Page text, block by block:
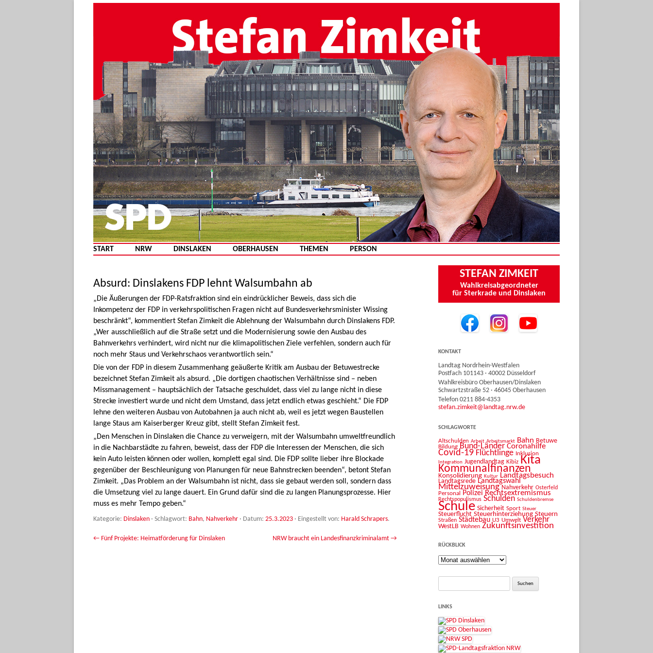
Zum Inhalt springen
START NRW DINSLAKEN OBERHAUSEN THEMEN PERSON
Absurd: Dinslakens FDP lehnt Walsumbahn ab
„Die Äußerungen der FDP-Ratsfraktion sind ein eindrücklicher Beweis, dass sich die
Inkompetenz der FDP in verkehrspolitischen Fragen nicht auf Bundesverkehrsminister Wissing
beschränkt“, kommentiert Stefan Zimkeit die Ablehnung der Walsumbahn durch Dinslakens FDP.
„Wer ausschließlich auf die Straße setzt und die Modernisierung sowie den Ausbau des
Bahnverkehrs verhindert, wird nicht nur die klimapolitischen Ziele verfehlen, sondern auch für
noch mehr Staus und Verkehrschaos verantwortlich sein.“
Die von der FDP in diesem Zusammenhang geäußerte Kritik am Ausbau der Betuwestrecke
bezeichnet Stefan Zimkeit als absurd. „Die dortigen chaotischen Verhältnisse sind – neben
Missmanagement – hauptsächlich der Tatsache geschuldet, dass viel zu lange nicht in diese
Strecke investiert wurde und nicht dem Umstand, dass jetzt endlich etwas geschieht.“ Die FDP
lehne den weiteren Ausbau von Autobahnen ja auch nicht ab, weil es jetzt wegen Baustellen
lange Staus am Kaiserberger Kreuz gibt, stellt Stefan Zimkeit fest.
„Den Menschen in Dinslaken die Chance zu verweigern, mit der Walsumbahn umweltfreundlich
in die Nachbarstädte zu fahren, beweist, dass der FDP die Interessen der Menschen, die sich
kein Auto leisten können oder wollen, komplett egal sind. Die FDP sollte lieber ihre Blockade
gegenüber der Beschleunigung von Planungen für neue Bahnstrecken beenden“, betont Stefan
Zimkeit. „Das Problem an der Walsumbahn ist nicht, dass sie gebaut werden soll, sondern dass
die Umsetzung viel zu lange dauert. Ein Grund dafür sind die zu langen Planungsprozesse. Hier
muss es mehr Tempo geben.“
Kategorie: Dinslaken · Schlagwort: Bahn, Nahverkehr · Datum: 25.3.2023 · Eingestellt von: Harald Schrapers.
Beitrags-Navigation
← Fünf Projekte: Heimatförderung für Dinslaken NRW braucht ein Landesfinanzkriminalamt →
STEFAN ZIMKEIT
Wahlkreisabgeordneter
für Sterkrade und Dinslaken
KONTAKT
Landtag Nordrhein-Westfalen
Postfach 101143 · 40002 Düsseldorf
Wahlkreisbüro Oberhausen/Dinslaken
Schwartzstraße 52 · 46045 Oberhausen
Telefon 0211 884-4353
stefan.zimkeit@landtag.nrw.de
SCHLAGWORTE
Altschulden Arbeit Arbeitsmarkt Bahn Betuwe
Bildung Bund-Länder Coronahilfe
Covid-19 Flüchtlinge Inklusion
Integration Jugendlandtag Kibiz Kita
Kommunalfinanzen
Konsolidierung Kultur Landtagsbesuch
Landtagsrede Landtagswahl
Mittelzuweisung Nahverkehr Osterfeld
Personal Polizei Rechtsextremismus
Rechtspopulismus Schulden Schuldenbremse
Schule Sicherheit Sport Steuer
Steuerflucht Steuerhinterziehung Steuern
Straßen Städtebau U3 Umwelt Verkehr
WestLB Wohnen Zukunftsinvestition
RÜCKBLICK
Rückblick
Suche
LINKS